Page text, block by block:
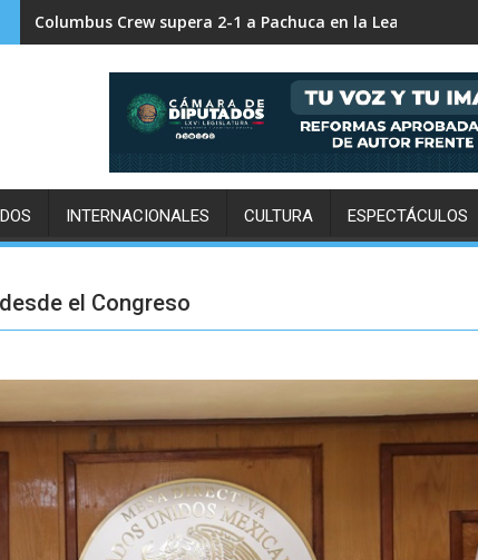
Columbus Crew supera 2-1 a Pachuca en la Leagues Cup
INTERNACIONALES CULTURA ESPECTÁCULOS
el Congreso